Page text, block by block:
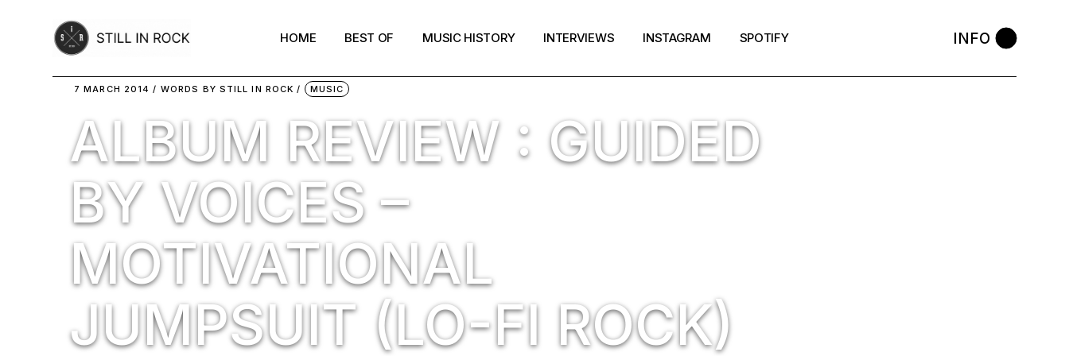
HOME BEST OF MUSIC HISTORY INTERVIEWS INSTAGRAM SPOTIFY INFO
7 MARCH 2014 WORDS BY STILL IN ROCK MUSIC
ALBUM REVIEW : GUIDED
BY VOICES –
MOTIVATIONAL
JUMPSUIT (LO-FI ROCK)